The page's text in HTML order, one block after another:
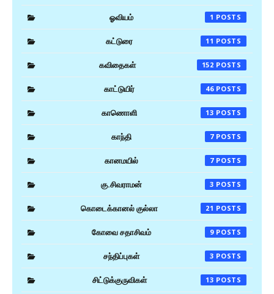
ஓவியம் 1
கட்டுரை 11
கவிதைகள் 152
காட்டுயிர் 46
காணொளி 13
காந்தி 7
கானமயில் 7
கு.சிவராமன் 3
கொடைக்கானல் குல்லா 21
கோவை சதாசிவம் 9
சந்திப்புகள் 3
சிட்டுக்குருவிகள் 13